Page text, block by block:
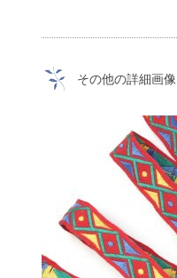
その他の詳細画像